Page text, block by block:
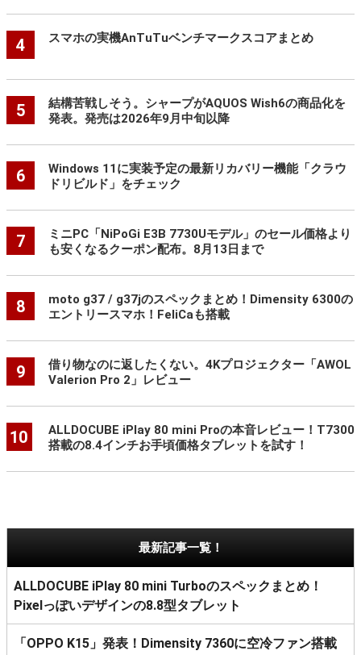
4 スマホの実機AnTuTuベンチマークスコアまとめ
5
結構苦戦しそう。シャープがAQUOS Wish6の商品化を
発表。発売は2026年9月中旬以降
6
Windows 11に実装予定の最新リカバリー機能「クラウ
ドリビルド」をチェック
7
ミニPC「NiPoGi E3B 7730Uモデル」のセール価格より
も安くなるクーポン配布。8月13日まで
8
moto g37 / g37jのスペックまとめ！Dimensity 6300の
エントリースマホ！FeliCaも搭載
9
借り物なのに返したくない。4Kプロジェクター「AWOL
Valerion Pro 2」レビュー
10
ALLDOCUBE iPlay 80 mini Proの本音レビュー！T7300
搭載の8.4インチお手頃価格タブレットを試す！
最新記事一覧！
ALLDOCUBE iPlay 80 mini Turboのスペックまとめ！
Pixelっぽいデザインの8.8型タブレット
「OPPO K15」発表！Dimensity 7360に空冷ファン搭載